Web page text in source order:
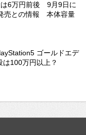
は6万円前後 9月9日に
売との情報 本体容量
ゴールドエデ
100万円以上？